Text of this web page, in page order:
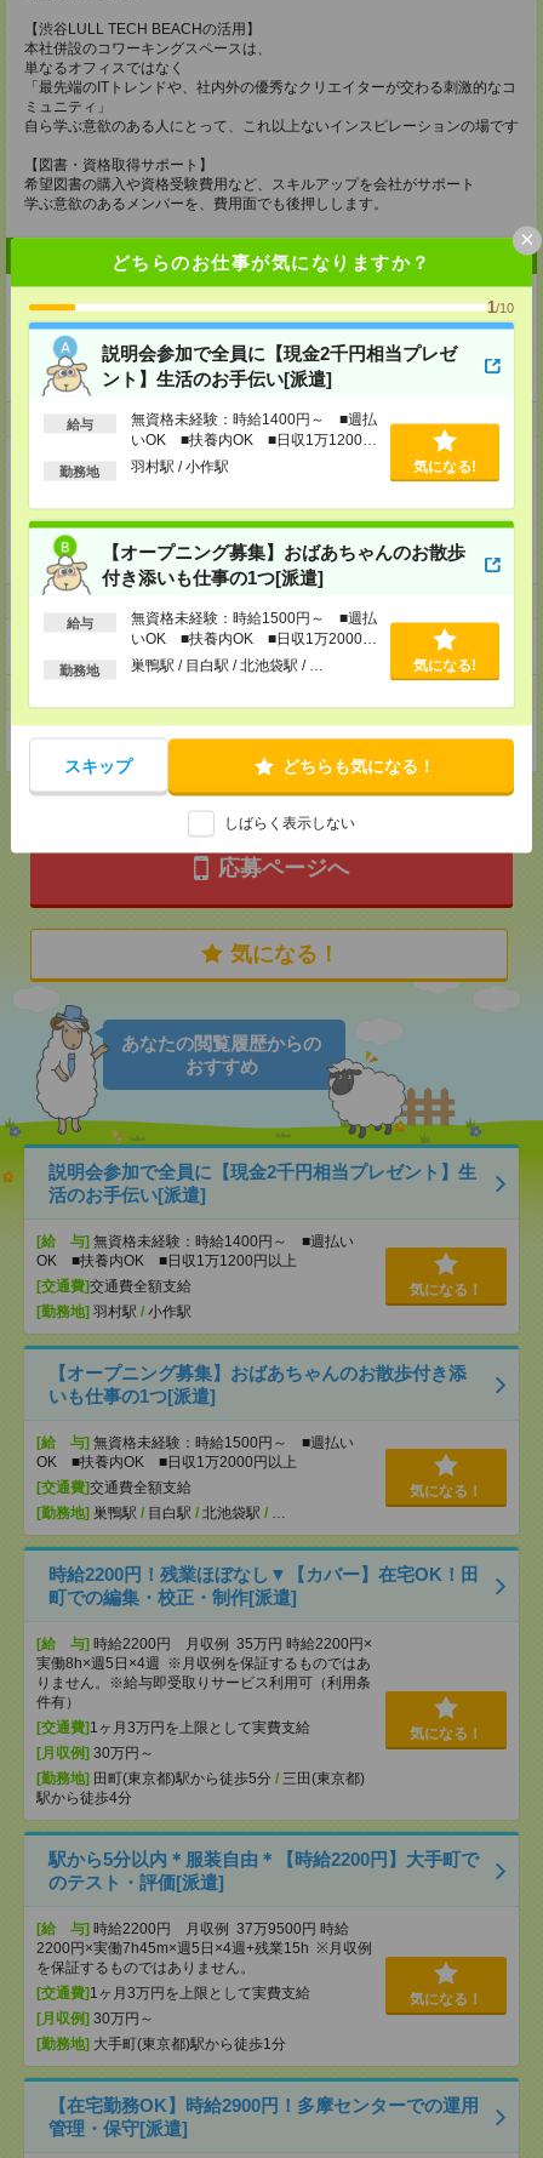
どちらのお仕事が気になりますか？
1/10
説明会参加で全員に【現金2千円相当プレゼ
ント】生活のお手伝い[派遣]
給与
無資格未経験：時給1400円～ ■週払
いOK ■扶養内OK ■日収1万1200円
以上
勤務地 羽村駅 / 小作駅 気になる!
【オープニング募集】おばあちゃんのお散歩
付き添いも仕事の1つ[派遣]
給与
無資格未経験：時給1500円～ ■週払
いOK ■扶養内OK ■日収1万2000円
以上
勤務地 巣鴨駅 / 目白駅 / 北池袋駅 / … 気になる!
スキップ どちらも気になる！
しばらく表示しない
×
【渋谷LULL TECH BEACHの活用】
本社併設のコワーキングスペースは、
単なるオフィスではなく
「最先端のITトレンドや、社内外の優秀なクリエイターが交わる刺激的なコ
ミュニティ」
自ら学ぶ意欲のある人にとって、これ以上ないインスピレーションの場です
【図書・資格取得サポート】
希望図書の購入や資格受験費用など、スキルアップを会社がサポート
学ぶ意欲のあるメンバーを、費用面でも後押しします。
ＬＵＬＬグループ
事業内容
■Web開発事業
■DXパートナー事業
企業HP
https://recruit.lull-inc.co.jp/
https://en-gage.net/lull-inc_saiyo/
東京都東京都渋谷区渋谷3-10-13 東急REIT渋谷Rビル B1
応募ページへ
気になる！
あなたの閲覧履歴からの
おすすめ
説明会参加で全員に【現金2千円相当プレゼント】生
活のお手伝い[派遣]
[給 与] 無資格未経験：時給1400円～ ■週払い
OK ■扶養内OK ■日収1万1200円以上
[交通費]交通費全額支給
[勤務地] 羽村駅 / 小作駅
気になる！
【オープニング募集】おばあちゃんのお散歩付き添
いも仕事の1つ[派遣]
[給 与] 無資格未経験：時給1500円～ ■週払い
OK ■扶養内OK ■日収1万2000円以上
[交通費]交通費全額支給
[勤務地] 巣鴨駅 / 目白駅 / 北池袋駅 /
気になる！
時給2200円！残業ほぼなし▼【カバー】在宅OK！田
町での編集・校正・制作[派遣]
[給 与] 時給2200円 月収例 35万円 時給2200円×
実働8h×週5日×4週 ※月収例を保証するものではあ
りません。※給与即受取りサービス利用可（利用条
件有）
[交通費]1ヶ月3万円を上限として実費支給
[月収例] 30万円～
[勤務地] 田町(東京都)駅から徒歩5分 / 三田(東京都)
駅から徒歩4分
気になる！
駅から5分以内＊服装自由＊【時給2200円】大手町で
のテスト・評価[派遣]
[給 与] 時給2200円 月収例 37万9500円 時給
2200円×実働7h45m×週5日×4週+残業15h ※月収例
を保証するものではありません。
[交通費]1ヶ月3万円を上限として実費支給
[月収例] 30万円～
[勤務地] 大手町(東京都)駅から徒歩1分
気になる！
【在宅勤務OK】時給2900円！多摩センターでの運用
管理・保守[派遣]